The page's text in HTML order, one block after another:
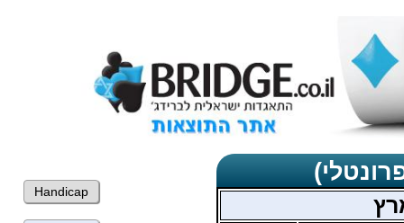
Handicap